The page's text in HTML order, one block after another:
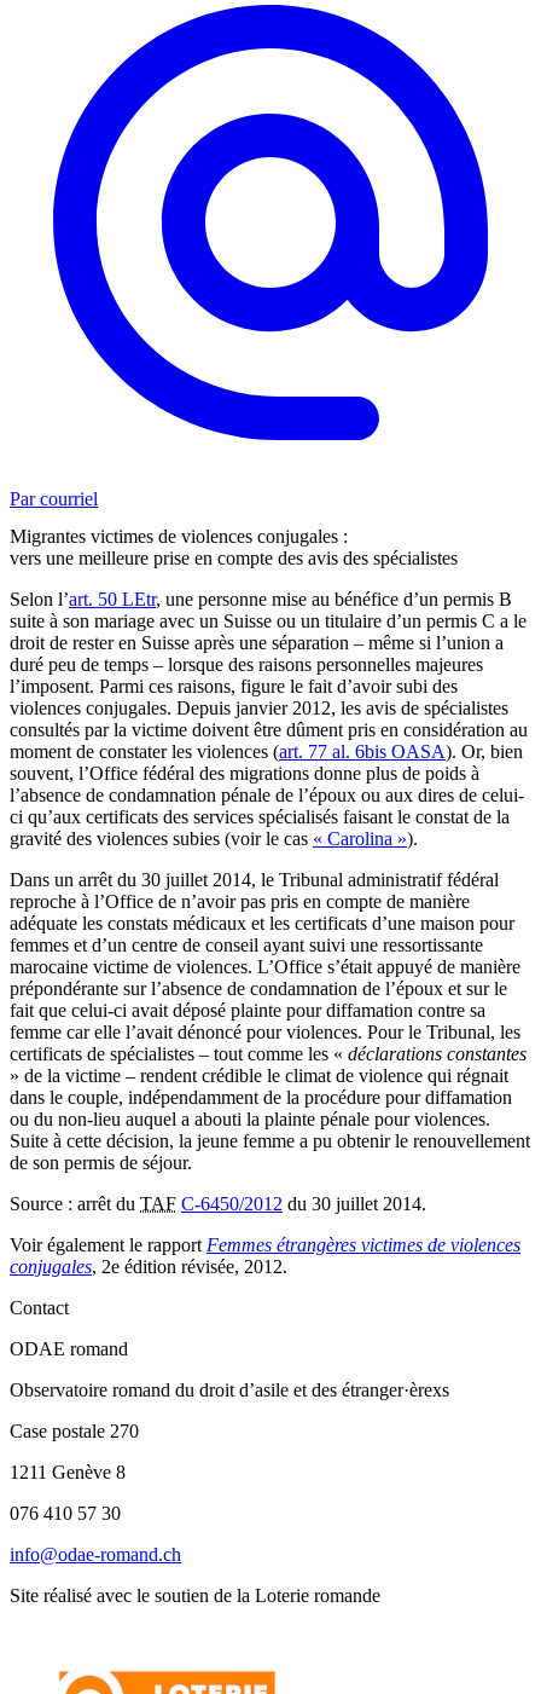
Par courriel
Migrantes victimes de violences conjugales :
vers une meilleure prise en compte des avis des spécialistes
Selon l’art. 50 LEtr, une personne mise au bénéfice d’un permis B
suite à son mariage avec un Suisse ou un titulaire d’un permis C a le
droit de rester en Suisse après une séparation – même si l’union a
duré peu de temps – lorsque des raisons personnelles majeures
l’imposent. Parmi ces raisons, figure le fait d’avoir subi des
violences conjugales. Depuis janvier 2012, les avis de spécialistes
consultés par la victime doivent être dûment pris en considération au
moment de constater les violences (art. 77 al. 6bis OASA). Or, bien
souvent, l’Office fédéral des migrations donne plus de poids à
l’absence de condamnation pénale de l’époux ou aux dires de celui-
ci qu’aux certificats des services spécialisés faisant le constat de la
gravité des violences subies (voir le cas « Carolina »).
Dans un arrêt du 30 juillet 2014, le Tribunal administratif fédéral
reproche à l’Office de n’avoir pas pris en compte de manière
adéquate les constats médicaux et les certificats d’une maison pour
femmes et d’un centre de conseil ayant suivi une ressortissante
marocaine victime de violences. L’Office s’était appuyé de manière
prépondérante sur l’absence de condamnation de l’époux et sur le
fait que celui-ci avait déposé plainte pour diffamation contre sa
femme car elle l’avait dénoncé pour violences. Pour le Tribunal, les
certificats de spécialistes – tout comme les « déclarations constantes
» de la victime – rendent crédible le climat de violence qui régnait
dans le couple, indépendamment de la procédure pour diffamation
ou du non-lieu auquel a abouti la plainte pénale pour violences.
Suite à cette décision, la jeune femme a pu obtenir le renouvellement
de son permis de séjour.
Source : arrêt du TAF C-6450/2012 du 30 juillet 2014.
Voir également le rapport Femmes étrangères victimes de violences
conjugales, 2e édition révisée, 2012.
Contact
ODAE romand
Observatoire romand du droit d’asile et des étranger·èrexs
Case postale 270
1211 Genève 8
076 410 57 30
info@odae-romand.ch
Site réalisé avec le soutien de la Loterie romande